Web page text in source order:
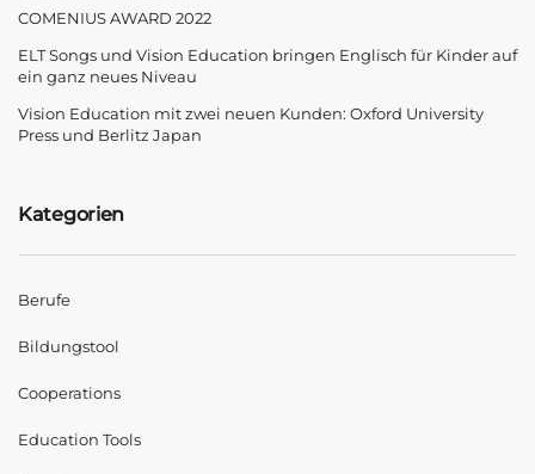
COMENIUS AWARD 2022
ELT Songs und Vision Education bringen Englisch für Kinder auf
ein ganz neues Niveau
Vision Education mit zwei neuen Kunden: Oxford University
Press und Berlitz Japan
Kategorien
Berufe
Bildungstool
Cooperations
Education Tools